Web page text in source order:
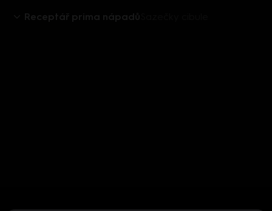
Receptář prima nápadů